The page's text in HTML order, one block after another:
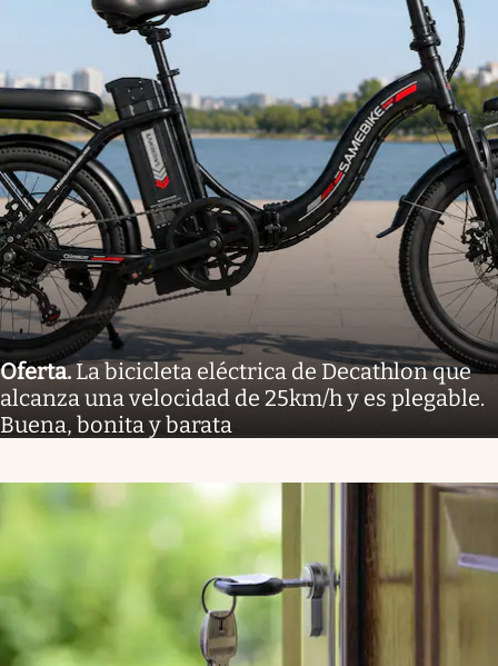
Oferta.La bicicleta eléctrica de Decathlon que
alcanza una velocidad de 25km/h y es plegable.
Buena, bonita y barata